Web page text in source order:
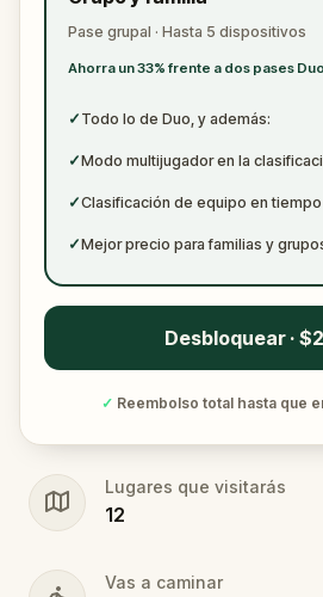
✓
Pase grupal · Hasta 5 dispositivos
Ahorra un 33% frente a dos pases Duo
✓ Todo lo de Duo, y además:
✓Modo multijugador en la
✓Clasificación de equipo en tiempo
✓Mejor precio para familias y
Desbloquear ·
✓ Reembolso total hasta que
Lugares que visitarás
12
Vas a caminar